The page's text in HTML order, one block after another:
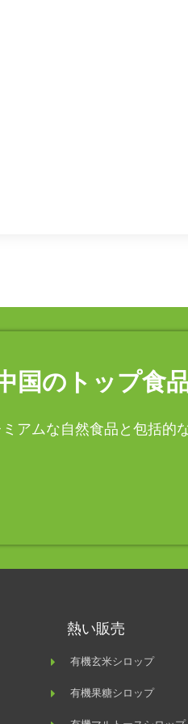
国のトップ食
アムな自然食品と包括
熱い販売
有機玄米シロップ
有機果糖シロップ